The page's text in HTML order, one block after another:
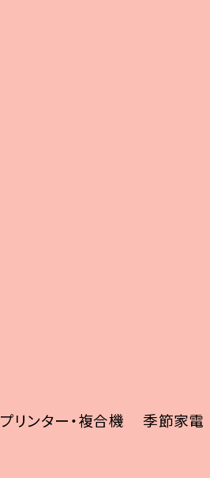
プリンター・複合機 季節家電